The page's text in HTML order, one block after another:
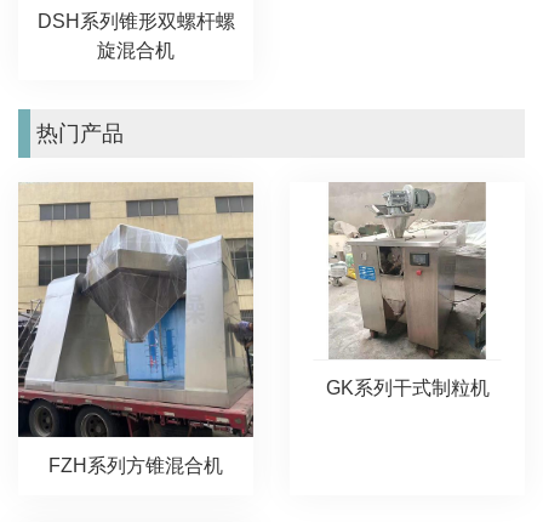
DSH系列锥形双螺杆螺
旋混合机
热门产品
FZH系列方锥混合机
GK系列干式制粒机